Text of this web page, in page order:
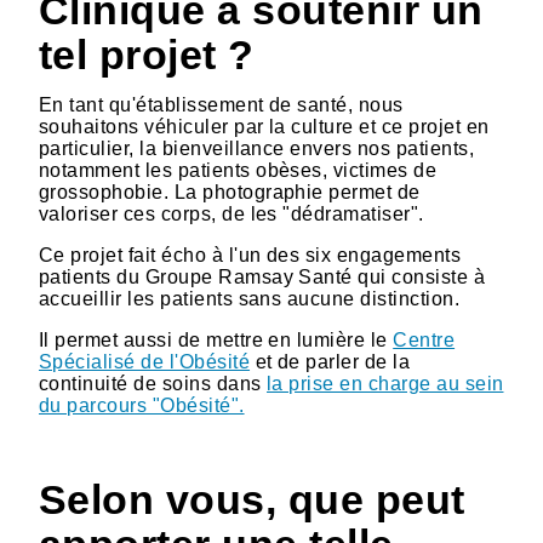
Clinique à soutenir un
tel projet ?
En tant qu'établissement de santé, nous
souhaitons véhiculer par la culture et ce projet en
particulier, la bienveillance envers nos patients,
notamment les patients obèses, victimes de
grossophobie. La photographie permet de
valoriser ces corps, de les "dédramatiser".
Ce projet fait écho à l'un des six engagements
patients du Groupe Ramsay Santé qui consiste à
accueillir les patients sans aucune distinction.
Il permet aussi de mettre en lumière leCentre
Spécialisé de l'Obésité et de parler de la
continuité de soins dans la prise en charge au sein
du parcours "Obésité".
Selon vous, que peut